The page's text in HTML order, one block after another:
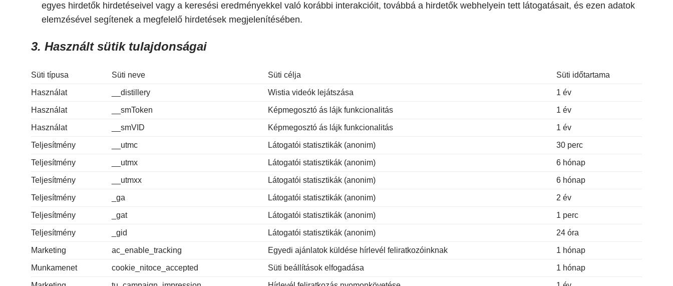
egyes hirdetők hirdetéseivel vagy a keresési eredményekkel való korábbi interakcióit, továbbá a hirdetők webhelyein tett látogatásait, és ezen adatok
elemzésével segítenek a megfelelő hirdetések megjelenítésében.
3. Használt sütik tulajdonságai
Süti típusa Süti neve Süti célja Süti időtartama
Használat __distillery Wistia videók lejátszása 1 év
Használat __smToken Képmegosztó ás lájk funkcionalitás 1 év
Használat __smVID Képmegosztó ás lájk funkcionalitás 1 év
Teljesítmény __utmc Látogatói statisztikák (anonim) 30 perc
Teljesítmény __utmx Látogatói statisztikák (anonim) 6 hónap
Teljesítmény __utmxx Látogatói statisztikák (anonim) 6 hónap
Teljesítmény _ga Látogatói statisztikák (anonim) 2 év
Teljesítmény _gat Látogatói statisztikák (anonim) 1 perc
Teljesítmény _gid Látogatói statisztikák (anonim) 24 óra
Marketing ac_enable_tracking Egyedi ajánlatok küldése hírlevél feliratkozóinknak 1 hónap
Munkamenet cookie_nitoce_accepted Süti beállítások elfogadása 1 hónap